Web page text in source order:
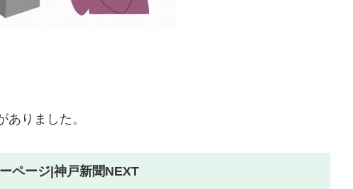
りました。
ページ|神戸新聞NEXT